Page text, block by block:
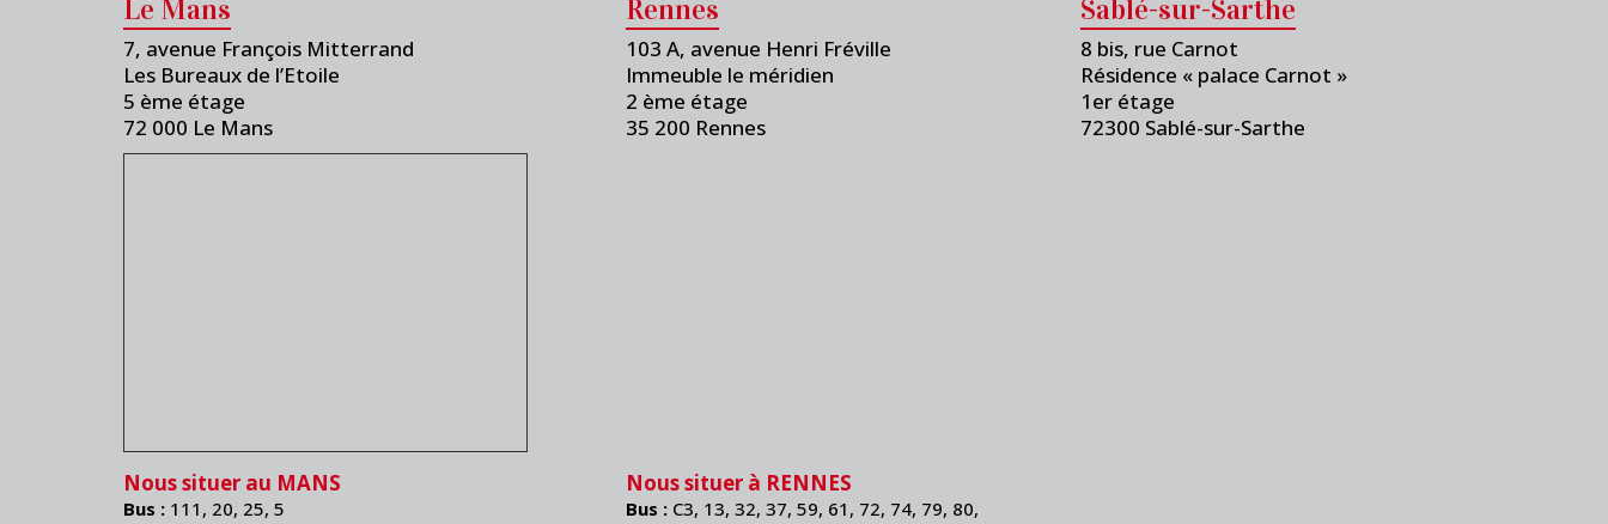
Le Mans
7, avenue François Mitterrand
Les Bureaux de l’Etoile
5 ème étage
72 000 Le Mans
Nous situer au MANS
Bus : 111, 20, 25, 5
Rennes
103 A, avenue Henri Fréville
Immeuble le méridien
2 ème étage
35 200 Rennes
Nous situer à RENNES
Bus : C3, 13, 32, 37, 59, 61, 72, 74, 79, 80,
Sablé-sur-Sarthe
8 bis, rue Carnot
Résidence « palace Carnot »
1er étage
72300 Sablé-sur-Sarthe